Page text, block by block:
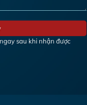
sau khi nhận được